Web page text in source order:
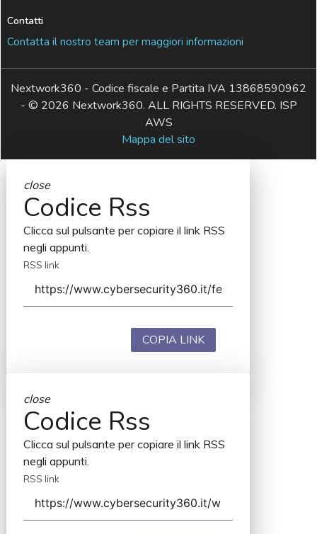
Contatti
Contatta il nostro team per maggiori informazioni
Nextwork360 - Codice fiscale e Partita IVA 13868590962
- © 2026 Nextwork360. ALL RIGHTS RESERVED. ISP
AWS
Mappa del sito
close
Codice Rss
Clicca sul pulsante per copiare il link RSS
negli appunti.
RSS link
COPIA LINK
close
Codice Rss
Clicca sul pulsante per copiare il link RSS
negli appunti.
RSS link